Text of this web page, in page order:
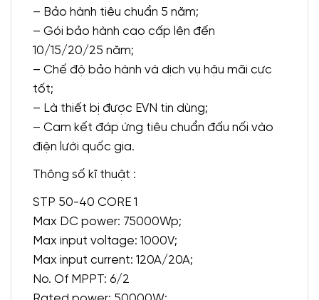
– Bảo hành tiêu chuẩn 5 năm;
– Gói bảo hành cao cấp lên đến
10/15/20/25 năm;
– Chế độ bảo hành và dịch vụ hậu mãi cực
tốt;
– Là thiết bị được EVN tin dùng;
– Cam kết đáp ứng tiêu chuẩn đấu nối vào
điện lưới quốc gia.
Thông số kĩ thuật :
STP 50-40 CORE 1
Max DC power: 75000Wp;
Max input voltage: 1000V;
Max input current: 120A/20A;
No. Of MPPT: 6/2